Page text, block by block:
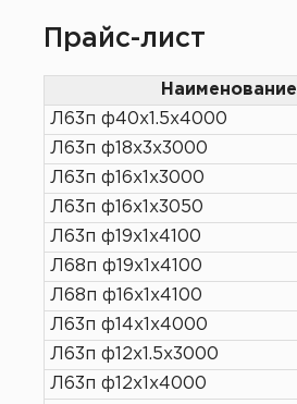
Прайс-лист
Наименование
Л63п ф40х1.5х4000
Л63п ф18х3х3000
Л63п ф16х1х3000
Л63п ф16х1х3050
Л63п ф19х1х4100
Л68п ф19х1х4100
Л68п ф16х1х4100
Л63п ф14х1х4000
Л63п ф12х1.5х3000
Л63п ф12х1х4000